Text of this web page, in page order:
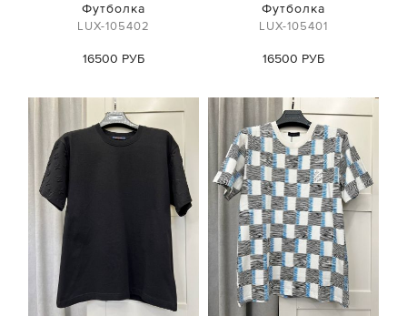
Футболка
LUX-105402
16500 РУБ
Футболка
LUX-105401
16500 РУБ